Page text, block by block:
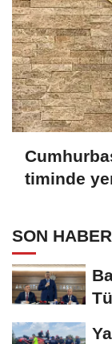
timinde
SON